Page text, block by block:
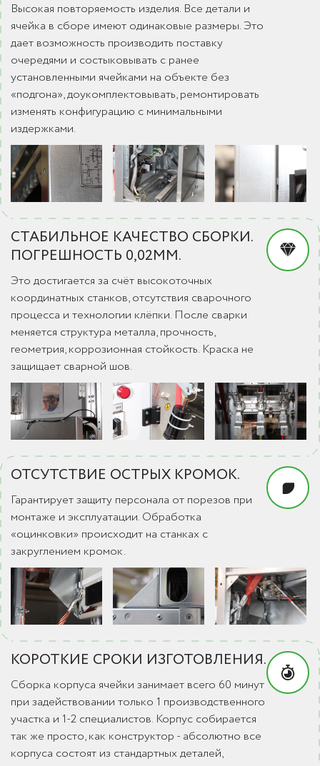
Высокая повторяемость изделия. Все детали и
ячейка в сборе имеют одинаковые размеры. Это
дает возможность производить поставку
очередями и состыковывать с ранее
установленными ячейками на объекте без
«подгона», доукомплектовывать, ремонтировать
изменять конфигурацию с минимальными
издержками.
СТАБИЛЬНОЕ КАЧЕСТВО СБОРКИ.
ПОГРЕШНОСТЬ 0,02ММ.
Это достигается за счёт высокоточных
координатных станков, отсутствия сварочного
процесса и технологии клёпки. После сварки
меняется структура металла, прочность,
геометрия, коррозионная стойкость. Краска не
защищает сварной шов.
ОТСУТСТВИЕ ОСТРЫХ КРОМОК.
Гарантирует защиту персонала от порезов при
монтаже и эксплуатации. Обработка
«оцинковки» происходит на станках с
закруглением кромок.
КОРОТКИЕ СРОКИ ИЗГОТОВЛЕНИЯ.
Сборка корпуса ячейки занимает всего 60 минут
при задействовании только 1 производственного
участка и 1-2 специалистов. Корпус собирается
так же просто, как конструктор - абсолютно все
корпуса состоят из стандартных деталей,